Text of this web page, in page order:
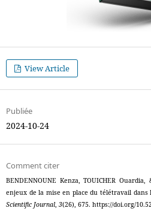
View Article
Publiée
2024-10-24
Comment citer
BENDENNOUNE Kenza, TOUICHER
enjeux de la mise en place du télétravail
Scientific Journal, 3(26), 675. https://doi.org/